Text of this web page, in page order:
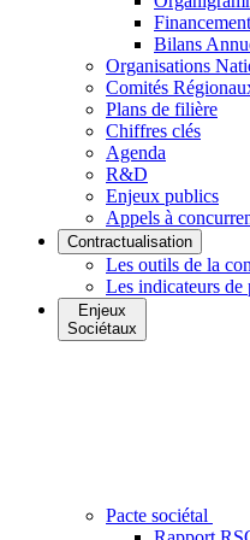
Financement
Bilans
Organisations
Comités
Plans de filière
Chiffres clés
Agenda
R&D
Enjeux publics
Appels à
Contractualisation
Les outils de la
Les indicateurs de
Enjeux
Sociétaux
Pacte sociétal